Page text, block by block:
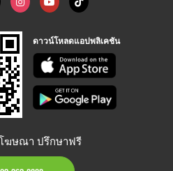
ดาวน์โหลดแอปพลิเคชัน
ฆษณา ปรึกษาฟรี